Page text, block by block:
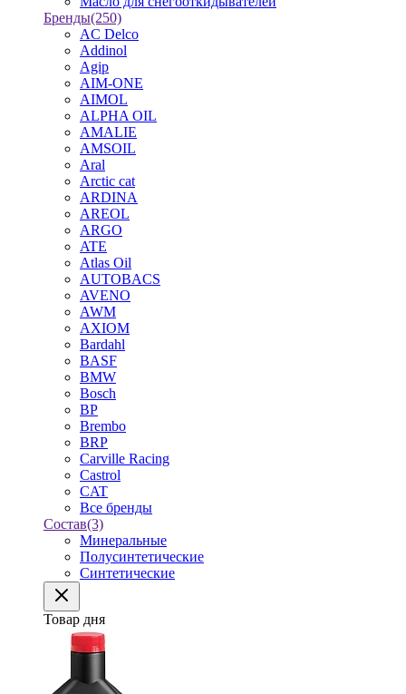
Бренды(250)
AC Delco
Addinol
Agip
AIM-ONE
AIMOL
ALPHA OIL
AMALIE
AMSOIL
Aral
Arctic cat
ARDINA
AREOL
ARGO
ATE
Atlas Oil
AUTOBACS
AVENO
AWM
AXIOM
Bardahl
BASF
BMW
Bosch
BP
Brembo
BRP
Carville Racing
Castrol
CAT
Все бренды
Состав(3)
Минеральные
Полусинтетические
Синтетические
Товар дня